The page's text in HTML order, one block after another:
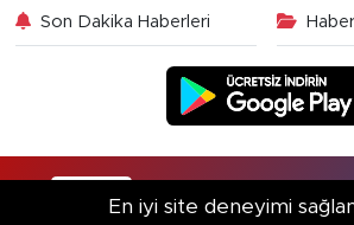
Son Dakika Haberleri
En iyi site deneyimi